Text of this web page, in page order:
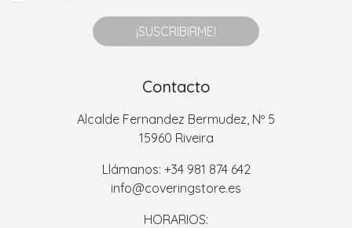
¡SUSCRIBIRME!
Contacto
Alcalde Fernandez Bermudez, Nº 5
15960 Riveira
Llámanos: +34 981 874 642
info@coveringstore.es
HORARIOS: